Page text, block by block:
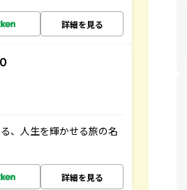
詳細を見る
、人生を輝かせる旅の名
詳細を見る